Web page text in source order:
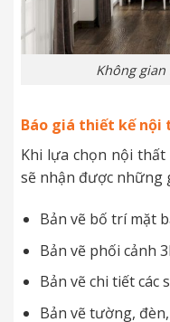
Không
Báo giá thiết kế nội
Khi lựa chọn nội
sẽ nhận được những
Bản vẽ bố trí mặt
Bản vẽ phối cảnh
Bản vẽ chi tiết các
Bản vẽ tường,